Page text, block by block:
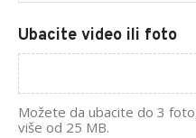
Ubacite video ili foto
Možete da ubacite do 3
više od 25 MB.